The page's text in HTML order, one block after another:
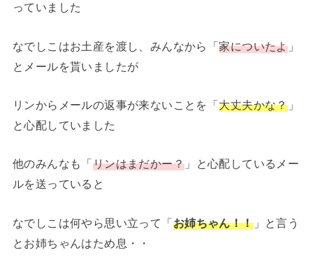
っていました
なでしこはお土産を渡し、みんなから「家についたよ」
とメールを貰いましたが
リンからメールの返事が来ないことを「大丈夫かな？」
と心配していました
他のみんなも「 リンはまだかー？ 」と心配しているメー
ルを送っていると
なでしこは何やら思い立って「お姉ちゃん！！」と言う
とお姉ちゃんはため息・・